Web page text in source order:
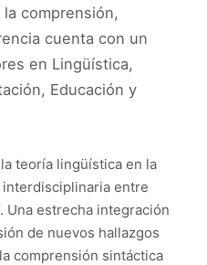
comprensión,
cuenta con un
en Lingüística,
Educación y
teoría lingüística en la
entre
Una estrecha integración
de nuevos hallazgos
comprensión sintáctica